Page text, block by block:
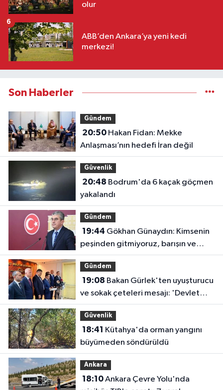
olur
ABB’den Ankara’ya yeni kedi
merkezi!
6
Son Haberler
Gündem
20:50Hakan Fidan: Mekke
Anlaşması’nın hedefi İran değil
Güvenlik
20:48
yakalandı
Gündem
19:44
peşinden gitmiyoruz, barışın ve
demokrasinin peşindeyiz
Gündem
19:08
ve sokak çeteleri mesajı: 'Devlet
buradadır'
Güvenlik
18:41
büyümeden söndürüldü
Ankara
18:10Ankara Çevre Yolu'nda